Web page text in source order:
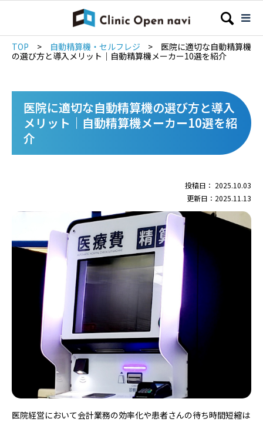
TOP > 自動精算機・セルフレジ >
医院に適切な自動精算機
の選び方と導入メリット｜自動精算機メーカー10選を紹介
医院に適切な自動精算機の選び方と導入
メリット｜自動精算機メーカー10選を紹
介
投稿日： 2025.10.03
更新日：2025.11.13
医院経営において会計業務の効率化や患者さんの待ち時間短縮は